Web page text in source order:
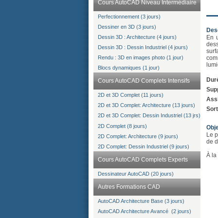
Cours AutoCAD Niveau Intermédiaire
Perfectionnement (3 jours)
Dessiner en 3D (3 jours)
Dessin 3D : Architecture (4 jours)
Dessin 3D : Dessin Industriel (4 jours)
Rendu : 3D en images photo (1 jour)
Blocs dynamiques (1 jour)
Cours AutoCAD Complets Intensifs
2D et 3D Complet (11 jours)
2D et 3D Complet: Architecture (13 jours)
2D et 3D Complet: Dessin Industriel (13 jrs)
2D Complet (8 jours)
2D Complet: Architecture (9 jours)
2D Complet: Dessin Industriel (9 jours)
Cours AutoCAD Complets Experts
Dessinateur AutoCAD (20 jours)
Autres Formations CAD
AutoCAD Architecture Base (3 jours)
AutoCAD Architecture Avancé (2 jours)
En
Le
de
À la